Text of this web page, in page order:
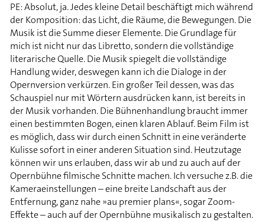
PE: Absolut, ja. Jedes kleine Detail beschäftigt mich während
der Komposition: das Licht, die Räume, die Bewegungen. Die
Musik ist die Summe dieser Elemente. Die Grundlage für
mich ist nicht nur das Libretto, sondern die vollständige
literarische Quelle. Die Musik spiegelt die vollständige
Handlung wider, deswegen kann ich die Dialoge in der
Opernversion verkürzen. Ein großer Teil dessen, was das
Schauspiel nur mit Wörtern ausdrücken kann, ist bereits in
der Musik vorhanden. Die Bühnenhandlung braucht immer
einen bestimmten Bogen, einen klaren Ablauf. Beim Film ist
es möglich, dass wir durch einen Schnitt in eine veränderte
Kulisse sofort in einer anderen Situation sind. Heutzutage
können wir uns erlauben, dass wir ab und zu auch auf der
Opernbühne filmische Schnitte machen. Ich versuche z.B. die
Kameraeinstellungen – eine breite Landschaft aus der
Entfernung, ganz nahe »au premier plans«, sogar Zoom-
Effekte – auch auf der Opernbühne musikalisch zu gestalten.